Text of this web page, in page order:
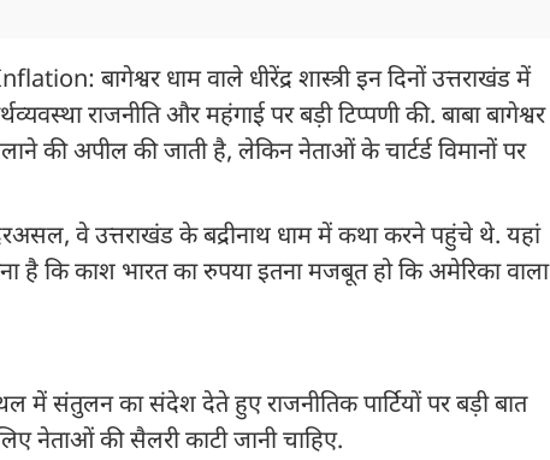
बागेश्वर धाम वाले धीरेंद्र शास्त्री इन दिनों उत्तराखंड में
राजनीति और महंगाई पर बड़ी टिप्पणी की. बाबा बागेश्वर
की अपील की जाती है, लेकिन नेताओं के चार्टर्ड विमानों पर
दरअसल, वे उत्तराखंड के बद्रीनाथ धाम में कथा करने पहुंचे थे. यहां
है कि काश भारत का रुपया इतना मजबूत हो कि अमेरिका वाला
में संतुलन का संदेश देते हुए राजनीतिक पार्टियों पर बड़ी बात
नेताओं की सैलरी काटी जानी चाहिए.